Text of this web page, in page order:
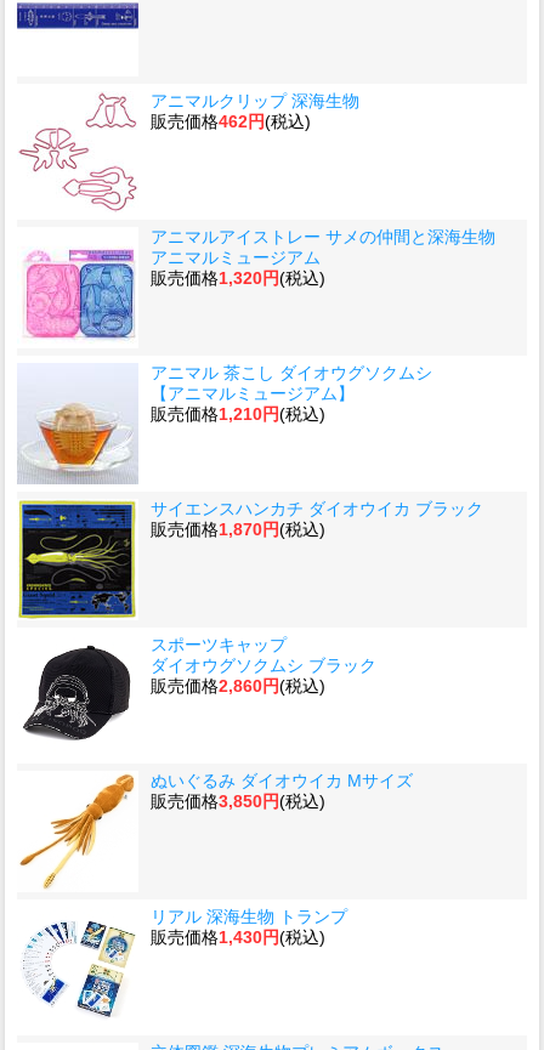
アニマルクリップ 深海生物
販売価格462円(税込)
アニマルアイストレー サメの仲間と深海生物
アニマルミュージアム
販売価格1,320円(税込)
アニマル 茶こし ダイオウグソクムシ
【アニマルミュージアム】
販売価格1,210円(税込)
サイエンスハンカチ ダイオウイカ ブラック
販売価格1,870円(税込)
スポーツキャップ
ダイオウグソクムシ ブラック
販売価格2,860円(税込)
ぬいぐるみ ダイオウイカ Mサイズ
販売価格3,850円(税込)
リアル 深海生物 トランプ
販売価格1,430円(税込)